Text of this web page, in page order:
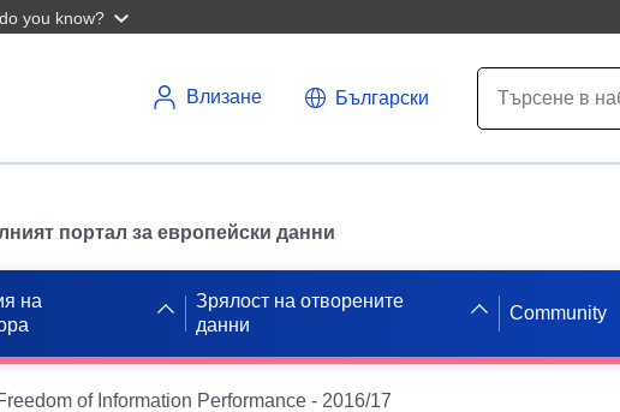
you know?
Влизане Български
портал за европейски данни
на
Зрялост на отворените
данни
Community
of Information Performance - 2016/17